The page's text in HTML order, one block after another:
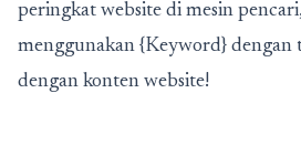
peringkat website di mesin
menggunakan {Keyword} dengan
dengan konten website!